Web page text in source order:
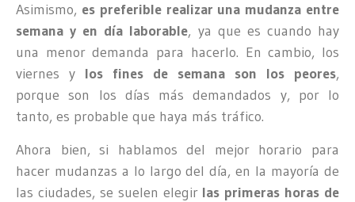
Asimismo, es preferible realizar una mudanza entre
semana y en día laborable, ya que es cuando hay
una menor demanda para hacerlo. En cambio, los
viernes y los fines de semana son los peores,
porque son los días más demandados y, por lo
tanto, es probable que haya más tráfico.
Ahora bien, si hablamos del mejor horario para
hacer mudanzas a lo largo del día, en la mayoría de
las ciudades, se suelen elegir las primeras horas de